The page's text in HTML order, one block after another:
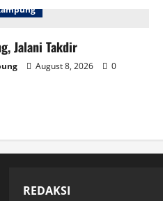
Jalani Takdir
August 8, 2026 0
REDAKSI